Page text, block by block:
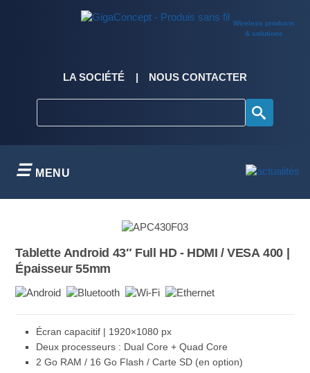
Wireless products
& solutions
LA SOCIÉTÉ NOUS CONTACTER
MENU
Tablette Android 43″ Full HD - HDMI / VESA 400 |
Épaisseur 55mm
Écran capacitif | 1920×1080 px
Deux processeurs : Dual Core + Quad Core
2 Go RAM / 16 Go Flash / Carte SD (en option)